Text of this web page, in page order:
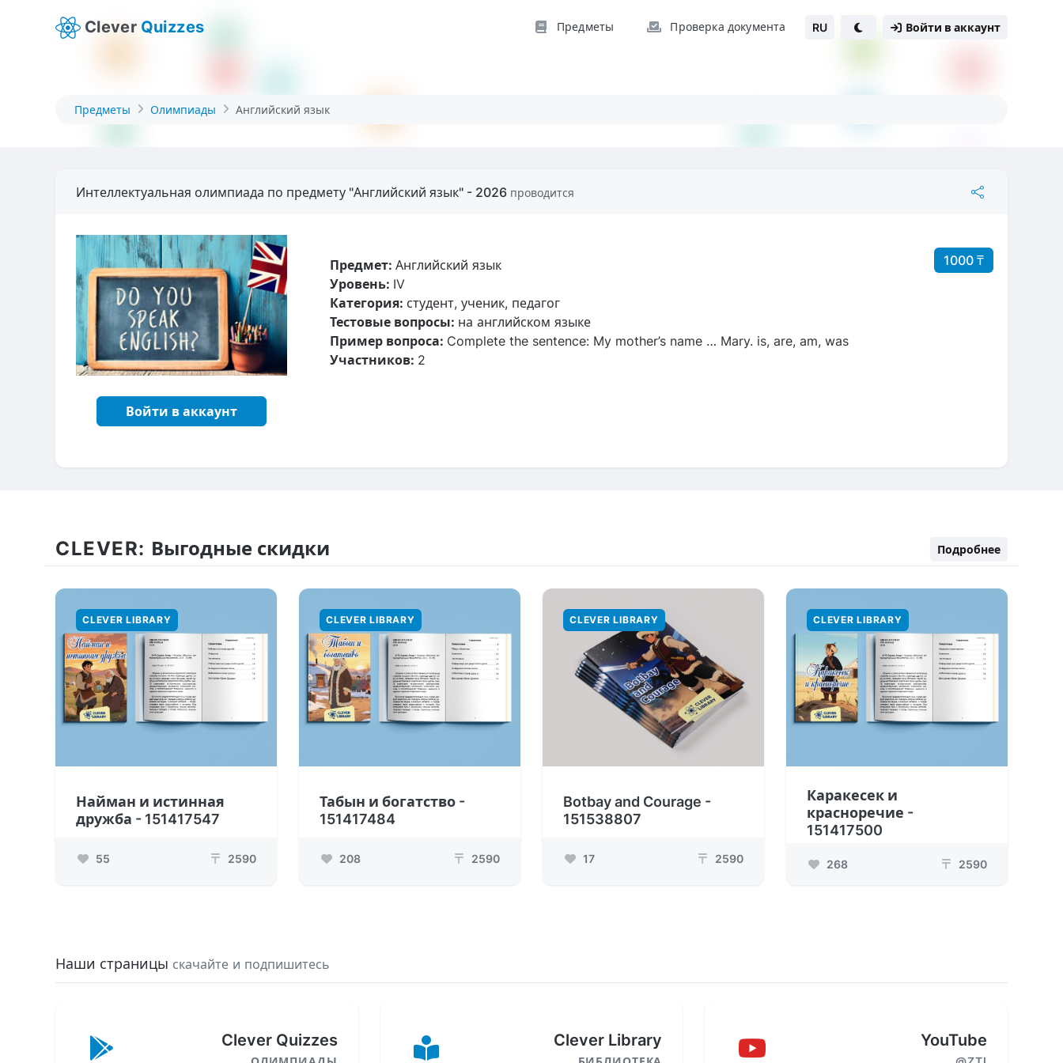
Clever Quizzes Предметы Проверка документа RU Войти в аккаунт
Предметы Олимпиады Английский язык
Интеллектуальная олимпиада по предмету "Английский язык" - 2026 проводится
Войти в аккаунт
1000 ₸
Предмет: Английский язык
Уровень: IV
Категория: студент, ученик, педагог
Тестовые вопросы: на английском языке
Пример вопроса: Complete the sentence: My mother’s name … Mary. is, are, am, was
Участников: 2
CLEVER: Выгодные скидки Подробнее
CLEVER LIBRARY
Найман и истинная
дружба - 151417547
55 ₸ 2590
CLEVER LIBRARY
Табын и богатство -
151417484
208 ₸ 2590
CLEVER LIBRARY
Botbay and Courage -
151538807
17 ₸ 2590
CLEVER LIBRARY
Каракесек и
красноречие -
151417500
268 ₸ 2590
Наши страницы скачайте и подпишитесь
Clever Quizzes Clever Library YouTube